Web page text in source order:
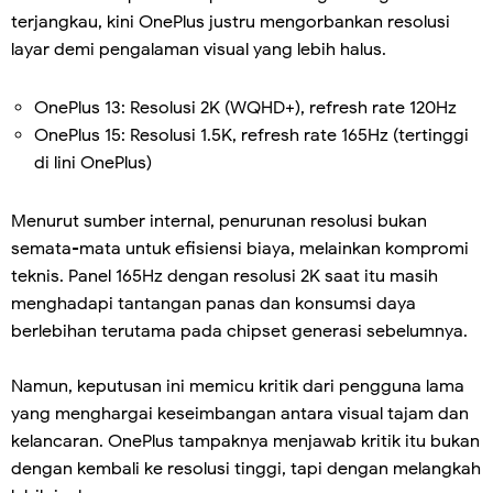
terjangkau, kini OnePlus justru mengorbankan resolusi
layar demi pengalaman visual yang lebih halus.
OnePlus 13: Resolusi 2K (WQHD+), refresh rate 120Hz
OnePlus 15: Resolusi 1.5K, refresh rate 165Hz (tertinggi
di lini OnePlus)
Menurut sumber internal, penurunan resolusi bukan
semata-mata untuk efisiensi biaya, melainkan kompromi
teknis. Panel 165Hz dengan resolusi 2K saat itu masih
menghadapi tantangan panas dan konsumsi daya
berlebihan terutama pada chipset generasi sebelumnya.
Namun, keputusan ini memicu kritik dari pengguna lama
yang menghargai keseimbangan antara visual tajam dan
kelancaran. OnePlus tampaknya menjawab kritik itu bukan
dengan kembali ke resolusi tinggi, tapi dengan melangkah